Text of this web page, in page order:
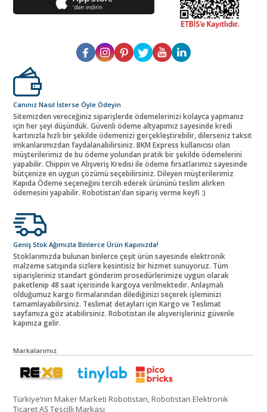
Canınız Nasıl İsterse Öyle Ödeyin
Sitemizden vereceğiniz siparişlerde ödemelerinizi kolayca yapmanız
için her şeyi düşündük. Güvenli ödeme altyapımız sayesinde kredi
kartınızla hızlı bir şekilde ödemenizi gerçekleştirebilir, dilerseniz taksit
imkanlarımızdan faydalanabilirsiniz. BKM Express kullanıcısı olan
müşterilerimiz de bu ödeme yolundan pratik bir şekilde ödemelerini
yapabilir. Chippin ve Alışveriş Kredisi ile ödeme fırsatlarımız sayesinde
bütçenize en uygun çözümü seçebilirsiniz. Dileyen müşterilerimiz
Kapıda Ödeme seçeneğini tercih ederek ürününü teslim alırken
ödemesini yapabilir. Robotistan'dan sipariş verme keyfi :)
Geniş Stok Ağımızla Binlerce Ürün Kapınızda!
Stoklarımızda bulunan binlerce çeşit ürün sayesinde elektronik
malzeme satışında sizlere kesintisiz bir hizmet sunuyoruz. Tüm
siparişleriniz standart gönderim prosedürlerimize uygun olarak
paketlenip 48 saat içerisinde kargoya verilmektedir. Anlaşmalı
olduğumuz kargo firmalarından dilediğinizi seçerek işleminizi
tamamlayabilirsiniz. Teslimat detayları için Kargo ve Teslimat
sayfamıza göz atabilirsiniz. Robotistan ile alışverişleriniz güvenle
kapınıza gelir.
Markalarımız
Türkiye’nin Maker Marketi Robotistan, Robotistan Elektronik
Ticaret AŞ Tescilli Markası